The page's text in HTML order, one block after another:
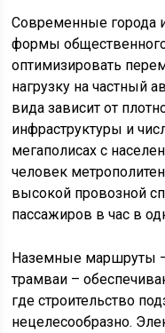
Современные города
формы общественного
оптимизировать
нагрузку на частный
вида зависит от
инфраструктуры и
мегаполисах с
человек
высокой провозной
пассажиров в час в
Наземные маршруты
трамваи –
где строительство
нецелесообразно.